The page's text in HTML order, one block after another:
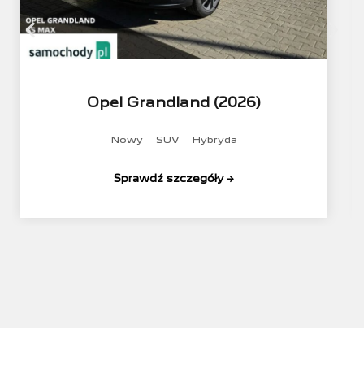
Opel Grandland (2026)
Nowy SUV Hybryda
Sprawdź szczegóły →